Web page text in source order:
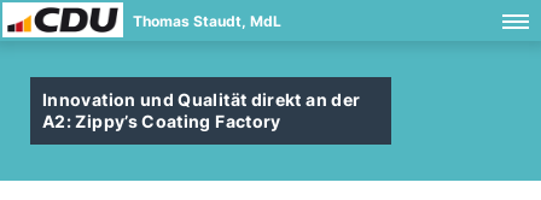
Thomas Staudt, MdL
Innovation und Qualität direkt an der
A2: Zippy’s Coating Factory